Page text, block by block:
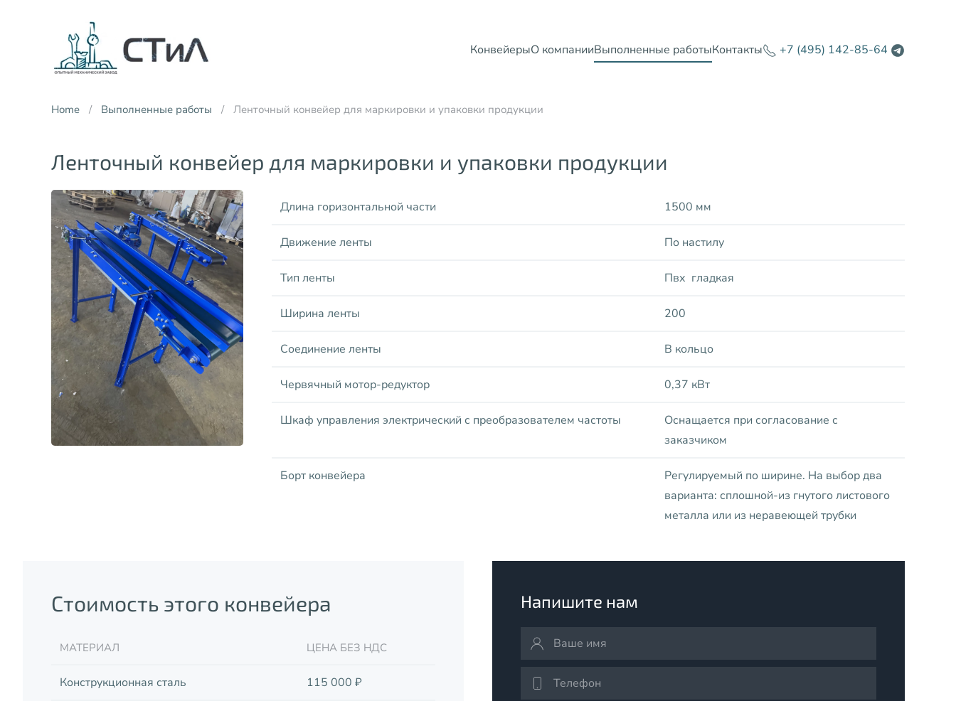
Skip to main content
КонвейерыО компанииВыполненные работыКонтакты +7 (495) 142-85-64
Home Выполненные работы Ленточный конвейер для маркировки и упаковки продукции
Ленточный конвейер для маркировки и упаковки продукции
Длина горизонтальной части 1500 мм
Движение ленты По настилу
Тип ленты Пвх гладкая
Ширина ленты 200
Соединение ленты В кольцо
Червячный мотор-редуктор 0,37 кВт
Шкаф управления электрический с преобразователем частоты
Оснащается при согласование с
заказчиком
Борт конвейера
Регулируемый по ширине. На выбор два
варианта: сплошной-из гнутого листового
металла или из неравеющей трубки
Стоимость этого конвейера
МАТЕРИАЛ ЦЕНА БЕЗ НДС
Конструкционная сталь 115 000 ₽
Напишите нам